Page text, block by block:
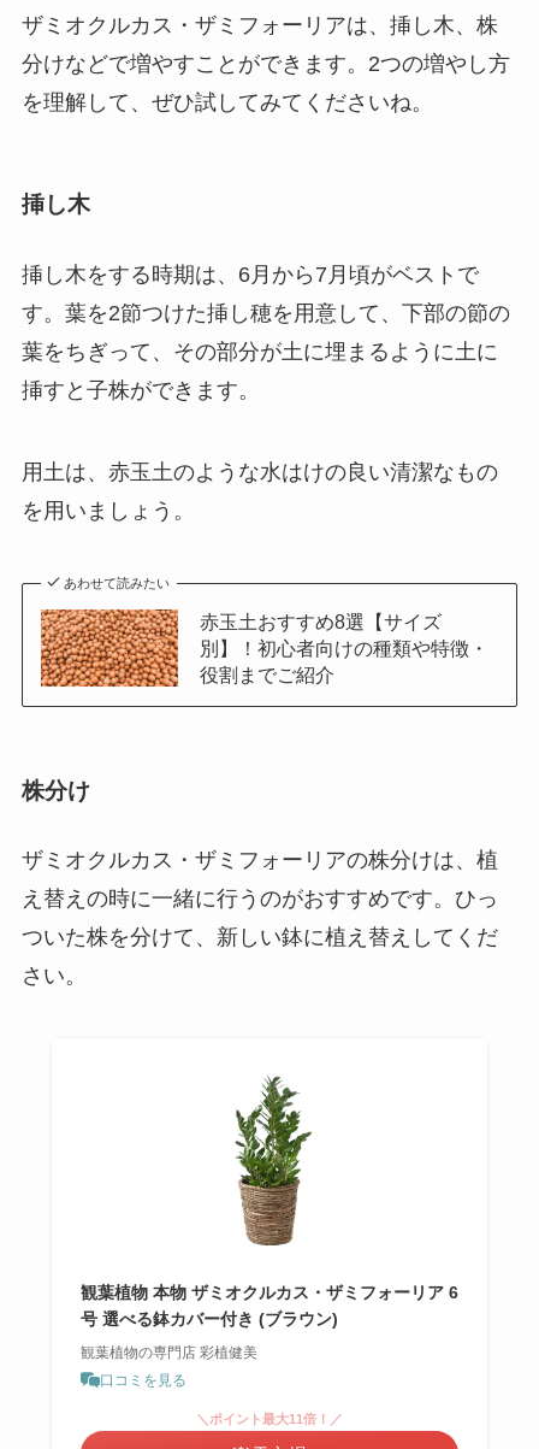
ザミオクルカス・ザミフォーリアは、挿し木、株
分けなどで増やすことができます。2つの増やし方
を理解して、ぜひ試してみてくださいね。
挿し木
挿し木をする時期は、6月から7月頃がベスト で
す。葉を2節つけた挿し穂を用意して、下部の節の
葉をちぎって、その部分が土に埋まるように土に
挿すと子株ができます。
用土は、赤玉土のような水はけの良い清潔なもの
を用いましょう。
あわせて読みたい
赤玉土おすすめ8選【サイズ
別】！初心者向けの種類や特徴・
役割までご紹介
株分け
ザミオクルカス・ザミフォーリアの株分けは、植
え替えの時に一緒に行うのがおすすめです。ひっ
ついた株を分けて、新しい鉢に植え替えしてくだ
さい。
観葉植物 本物 ザミオクルカス・ザミフォーリア 6
号 選べる鉢カバー付き (ブラウン)
観葉植物の専門店 彩植健美
口コミを見る
＼ポイント最大11倍！／